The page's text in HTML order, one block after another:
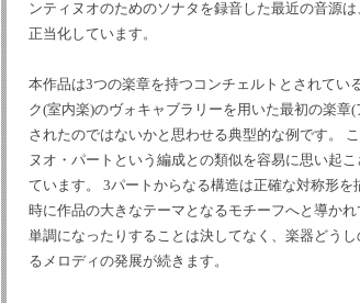
ンティヌオのためのソナタを録音した最近の音源
正当化しています。
本作品は3つの楽章を持つコンチェルトとされてい
ク(室内楽)のヴォキャブラリーを用いた最初の楽
されたのではないかと思わせる典型的な例です。
ヌオ・パートという編成との類似を容易に思い起
ています。 3パートからなる構造は正確な対称形
時に作品の大きなテーマとなるモチーフへと導か
単調になったりすることは決してなく、楽器どう
るメロディの発展が続きます。